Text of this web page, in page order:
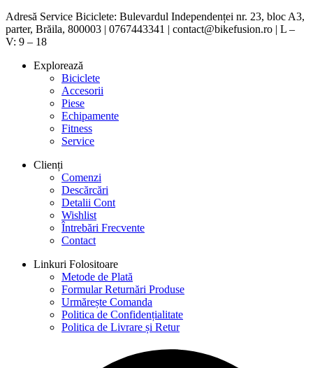
Adresă Service Biciclete: Bulevardul Independenței nr. 23, bloc A3,
parter, Brăila, 800003 | 0767443341 | contact@bikefusion.ro | L –
V: 9 – 18
Explorează
Biciclete
Accesorii
Piese
Echipamente
Fitness
Service
Clienți
Comenzi
Descărcări
Detalii Cont
Wishlist
Întrebări Frecvente
Contact
Linkuri Folositoare
Metode de Plată
Formular Returnări Produse
Urmărește Comanda
Politica de Confidențialitate
Politica de Livrare și Retur